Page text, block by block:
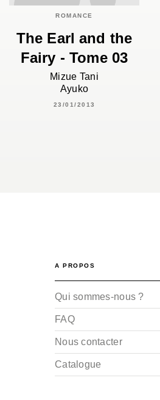
ROMANCE
The Earl and the
Fairy - Tome 03
Mizue Tani
Ayuko
23/01/2013
A PROPOS
Qui sommes-nous ?
FAQ
Nous contacter
Catalogue